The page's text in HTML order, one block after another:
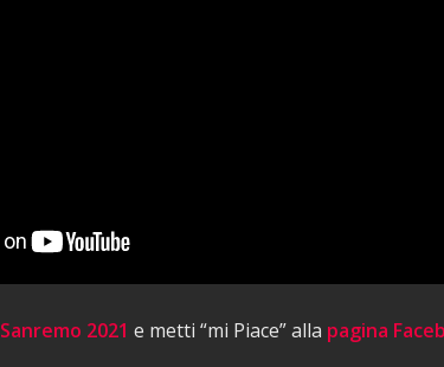
Sanremo 2021 e metti “mi Piace” alla pagina